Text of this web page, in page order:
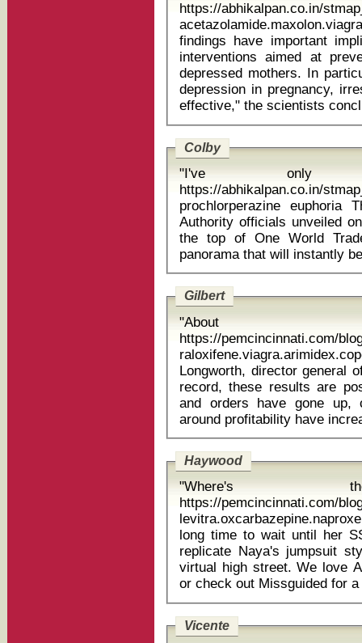
https://abhikalpan.co.in/
findings have important
interventions aimed at
depressed mothers. In
depression in pregnancy,
Colby
"I've only
https://abhikalpan.co.in/
prochlorperazine euphoria The top of the world is back! Port
Authority officials unveiled
the top of One World
Gilbert
https://pemcincinnati.com/
Longworth, director general
record, these results are
and orders have gone up,
Haywood
"Where's
https://pemcincinnati.com/
levitra.oxcarbazepine.naproxen
long time to wait until her
replicate Naya's jumpsuit
virtual high street. We love
Vicente